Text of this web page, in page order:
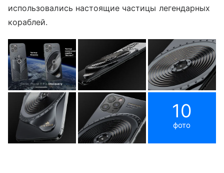
использовались настоящие частицы легендарных
кораблей.
10
фото